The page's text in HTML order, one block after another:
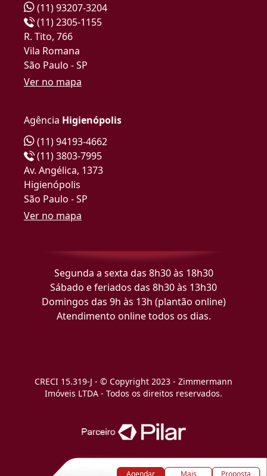
Agendar Mais Proposta
(11) 93207-3204
(11) 2305-1155
R. Tito, 766
Vila Romana
São Paulo - SP
Ver no mapa
Agência Higienópolis
(11) 94193-4662
(11) 3803-7995
Av. Angélica, 1373
Higienópolis
São Paulo - SP
Ver no mapa
Segunda a sexta das 8h30 às 18h30
Sábado e feriados das 8h30 às 13h30
Domingos das 9h às 13h (plantão online)
Atendimento online todos os dias.
CRECI 15.319-J - © Copyright 2023 - Zimmermann
Imóveis LTDA - Todos os direitos reservados.